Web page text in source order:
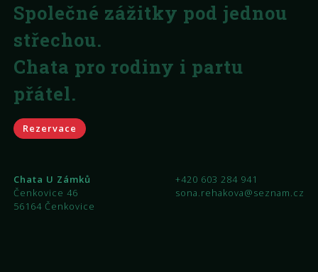
Společné zážitky pod jednou
střechou.
Chata pro rodiny i partu
přátel.
Rezervace
Chata U Zámků
Čenkovice 46
56164 Čenkovice
+420 603 284 941
sona.rehakova@seznam.cz